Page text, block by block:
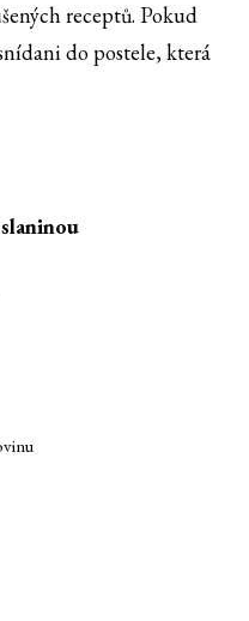
receptů. Pokud
do postele, která